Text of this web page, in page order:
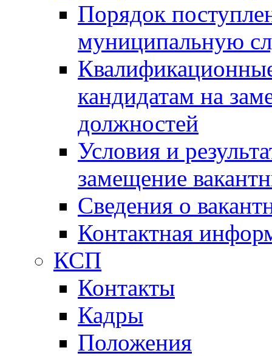
Порядок
муниципальную
кандидатам на
должностей
Условия и
замещение
Сведения о
Контактная
КСП
Контакты
Кадры
Положения